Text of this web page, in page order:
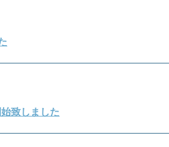
致しました